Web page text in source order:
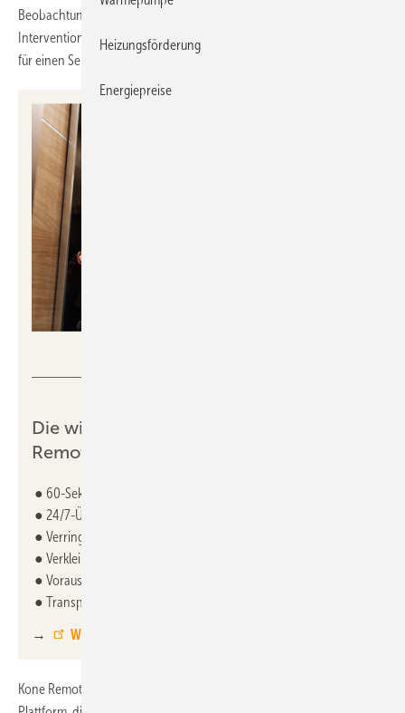
Beobachtung: Wenn innerhalb von 24 Stunden erneut eine
Intervention nötig ist, wird ein Auftrag zur technischen Überprüfung
für einen Servicetechniker erstellt.
Die wichtigsten Vorteile von Kone
Remote Service im Überblick:
● 60-Sekunden-Reaktionszeit für Fahrgastbefreiung
● 24/7-Überwachung aller angeschlossenen Systeme
● Verringerung von ungeplanten Technikereinsätzen
● Verkleinerung des CO2-Fußabdrucks im Aufzugbetrieb
● Vorausschauende Wartung durch KI-gestützte Analyse
● Transparente Kommunikation mit Echtzeit-Reporting
→ Weitere Informationen zu Kone Remote Service
Kone Remote Service basiert auf einer intelligenten, cloudbasierten
Heizungsförderung
Energiepreise